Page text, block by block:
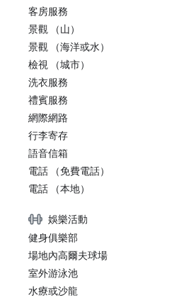
客房服務
景觀 （山）
景觀 （海洋或水）
檢視 （城市）
洗衣服務
禮賓服務
網際網路
行李寄存
語音信箱
電話 （免費電話）
電話 （本地）
娛樂活動
健身俱樂部
場地內高爾夫球場
室外游泳池
水療或沙龍